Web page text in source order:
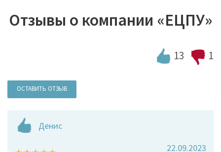
Отзывы о компании «ЕЦПУ»
13 1
ОСТАВИТЬ ОТЗЫВ
Денис
22.09.2023